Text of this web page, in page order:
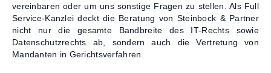
vereinbaren oder um uns sonstige Fragen zu stellen. Als Full
Service-Kanzlei deckt die Beratung von Steinbock & Partner
nicht nur die gesamte Bandbreite des IT-Rechts sowie
Datenschutzrechts ab, sondern auch die Vertretung von
Mandanten in Gerichtsverfahren.